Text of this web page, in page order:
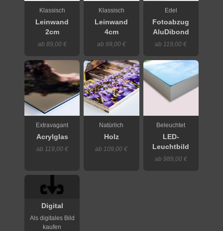
Klassisch
Leinwand
2cm
ab 89,00 €
Klassisch
Leinwand
4cm
ab 99,00 €
Edel
Fotoabzug
AluDibond
ab 119,00 €
Extravagant
Acrylglas
ab 119,00 €
Natürlich
Holz
ab 109,00 €
Beleuchtet
LED-
Leuchtbild
ab 989,00 €
Digital
Als digitales Bild
kaufen